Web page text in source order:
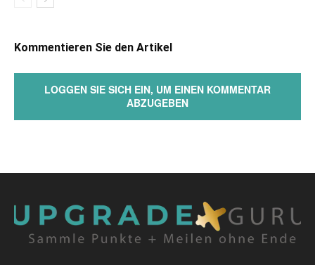
Kommentieren Sie den Artikel
LOGGEN SIE SICH EIN, UM EINEN KOMMENTAR
ABZUGEBEN